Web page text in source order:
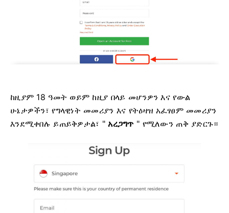
ከዚያም 18 ዓመት ወይም ከዚያ በላይ መሆንዎን እና የውል
ሁኔታዎችን፣ የግላዊነት መመሪያን እና የትዕዛዝ አፈፃፀም መመሪያን
እንደሚቀበሉ ይጠይቅዎታል፣ "አረጋግጥ " የሚለውን ጠቅ ያድርጉ።